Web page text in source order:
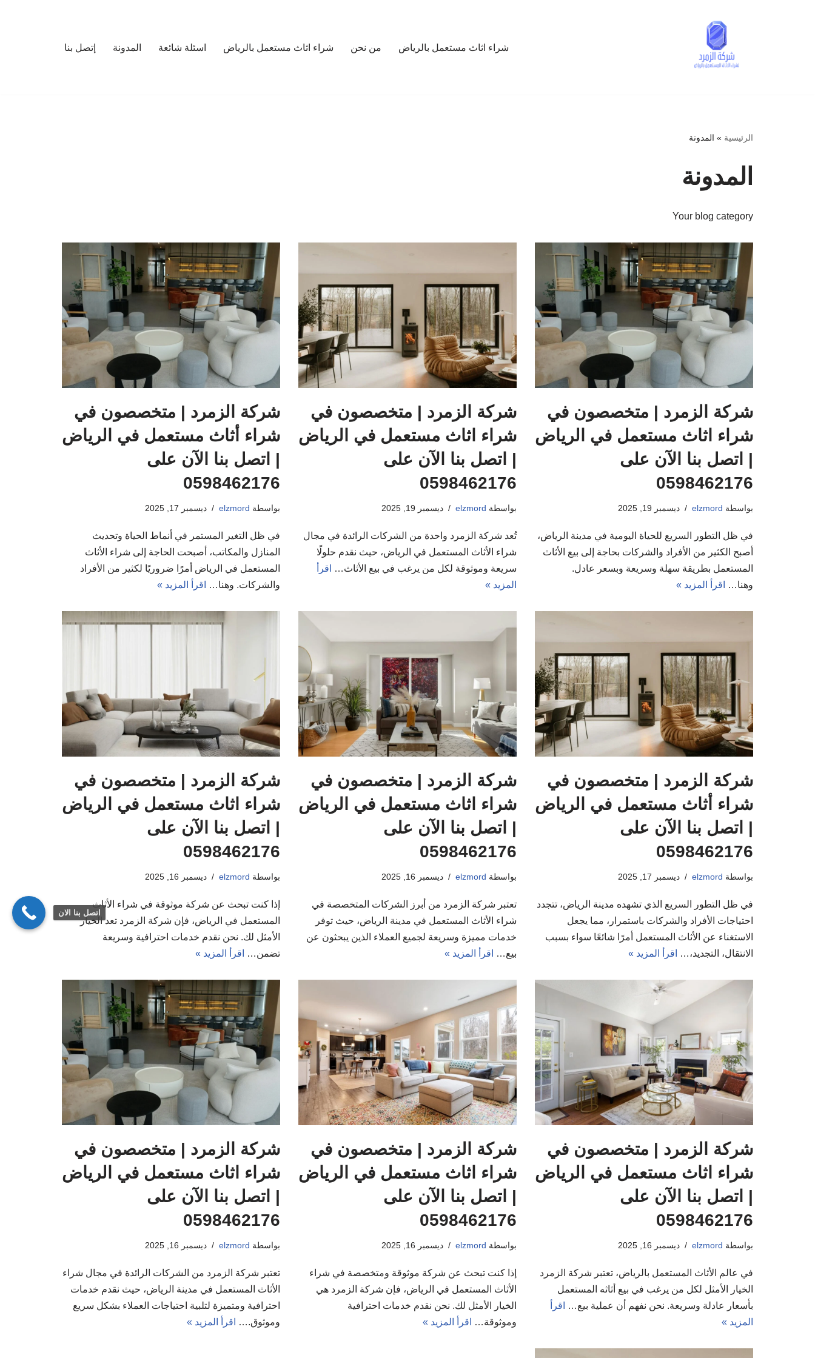
شراء اثاث مستعمل بالرياض من نحن شراء اثاث مستعمل بالرياض اسئلة شائعة المدونة إتصل بنا
الرئيسية » المدونة
المدونة
Your blog category
شركة الزمرد | متخصصون في
شراء اثاث مستعمل في الرياض
| اتصل بنا الآن على
0598462176
بواسطة elzmord ديسمبر 19, 2025
في ظل التطور السريع للحياة اليومية في مدينة الرياض،
أصبح الكثير من الأفراد والشركات بحاجة إلى بيع الأثاث
المستعمل بطريقة سهلة وسريعة وبسعر عادل.
وهنا…
اقرأ المزيد »
شركة الزمرد | متخصصون في
شراء اثاث مستعمل في الرياض
| اتصل بنا الآن على
0598462176
بواسطة elzmord ديسمبر 19, 2025
تُعد شركة الزمرد واحدة من الشركات الرائدة في مجال
شراء الأثاث المستعمل في الرياض، حيث نقدم حلولًا
سريعة وموثوقة لكل من يرغب في بيع الأثاث…
اقرأ
المزيد »
شركة الزمرد | متخصصون في
شراء أثاث مستعمل في الرياض
| اتصل بنا الآن على
0598462176
بواسطة elzmord ديسمبر 17, 2025
في ظل التغير المستمر في أنماط الحياة وتحديث
المنازل والمكاتب، أصبحت الحاجة إلى شراء الأثاث
المستعمل في الرياض أمرًا ضروريًا لكثير من الأفراد
والشركات. وهنا…
اقرأ المزيد »
شركة الزمرد | متخصصون في
شراء أثاث مستعمل في الرياض
| اتصل بنا الآن على
0598462176
بواسطة elzmord ديسمبر 17, 2025
في ظل التطور السريع الذي تشهده مدينة الرياض، تتجدد
احتياجات الأفراد والشركات باستمرار، مما يجعل
الاستغناء عن الأثاث المستعمل أمرًا شائعًا سواء بسبب
الانتقال، التجديد،…
اقرأ المزيد »
شركة الزمرد | متخصصون في
شراء اثاث مستعمل في الرياض
| اتصل بنا الآن على
0598462176
بواسطة elzmord ديسمبر 16, 2025
تعتبر شركة الزمرد من أبرز الشركات المتخصصة في
شراء الأثاث المستعمل في مدينة الرياض، حيث توفر
خدمات مميزة وسريعة لجميع العملاء الذين يبحثون عن
بيع…
اقرأ المزيد »
شركة الزمرد | متخصصون في
شراء اثاث مستعمل في الرياض
| اتصل بنا الآن على
0598462176
بواسطة elzmord ديسمبر 16, 2025
إذا كنت تبحث عن شركة موثوقة في شراء الأثاث
المستعمل في الرياض، فإن شركة الزمرد تعد الخيار
الأمثل لك. نحن نقدم خدمات احترافية وسريعة
تضمن…
اقرأ المزيد »
شركة الزمرد | متخصصون في
شراء اثاث مستعمل في الرياض
| اتصل بنا الآن على
0598462176
بواسطة elzmord ديسمبر 16, 2025
في عالم الأثاث المستعمل بالرياض، تعتبر شركة الزمرد
الخيار الأمثل لكل من يرغب في بيع أثاثه المستعمل
بأسعار عادلة وسريعة. نحن نفهم أن عملية بيع…
اقرأ
المزيد »
شركة الزمرد | متخصصون في
شراء اثاث مستعمل في الرياض
| اتصل بنا الآن على
0598462176
بواسطة elzmord ديسمبر 16, 2025
إذا كنت تبحث عن شركة موثوقة ومتخصصة في شراء
الأثاث المستعمل في الرياض، فإن شركة الزمرد هي
الخيار الأمثل لك. نحن نقدم خدمات احترافية
وموثوقة…
اقرأ المزيد »
شركة الزمرد | متخصصون في
شراء اثاث مستعمل في الرياض
| اتصل بنا الآن على
0598462176
بواسطة elzmord ديسمبر 16, 2025
تعتبر شركة الزمرد من الشركات الرائدة في مجال شراء
الأثاث المستعمل في مدينة الرياض، حيث نقدم خدمات
احترافية ومتميزة لتلبية احتياجات العملاء بشكل سريع
وموثوق.…
اقرأ المزيد »
اتصل بنا الان